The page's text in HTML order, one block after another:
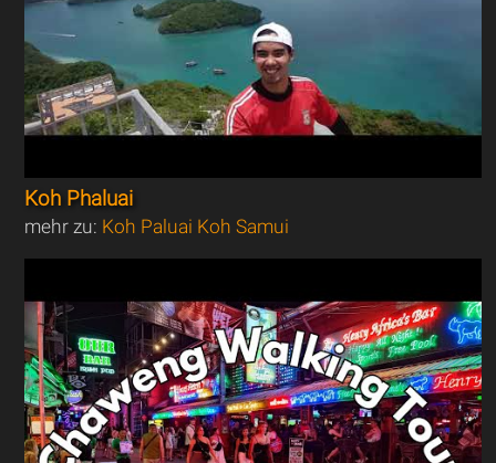
Koh Phaluai
mehr zu: Koh Paluai Koh Samui